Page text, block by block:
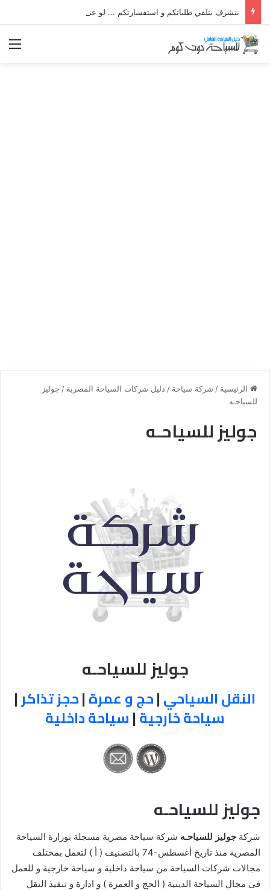
الرئيسية / شركة سياحة / دليل شركات السياحة المصرية / جوليز
للسياحـه
جوليز للسياحـه
جوليز للسياحـه
النقل السياحي|حج و عمرة|حجز تذاكر|
سياحة خارجية|سياحة داخلية
جوليز للسياحـه
شركة جوليز للسياحـه شركة سياحة مصرية مسجلة بوزارة السياحة
المصرية منذ تاريخ أغسطس-74 بالتصنيف ( أ ) لتعمل بمختلف
مجالات شركات السياحة من سياحة داخلية و سياحة خارجية و للعمل
فى مجال السياحة الدينية ( الحج و العمرة ) و ادارة و تنفيذ النقل